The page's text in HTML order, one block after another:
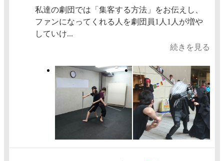
私達の劇団では「集客する方法」をお伝えし、
ファンになってくれる人を劇団員1人1人が増や
していけ...
続きを見る